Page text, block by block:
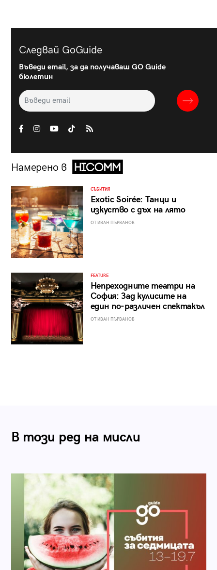
Следвай GoGuide
Въведи email, за да получаваш GO Guide
бюлетин
Намерено в
СЪБИТИЯ
Exotic Soirée: Танци и
изкуство с дъх на лято
ОТ ИВАН ПЪРВАНОВ
FEATURE
Непреходните театри на
София: Зад кулисите на
един по-различен спектакъл
ОТ ИВАН ПЪРВАНОВ
В този ред на мисли